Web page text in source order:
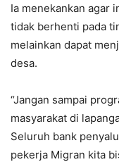
Ia menekankan agar
tidak berhenti pada
melainkan dapat
desa.
“Jangan sampai
masyarakat di
Seluruh bank
pekerja Migran kita